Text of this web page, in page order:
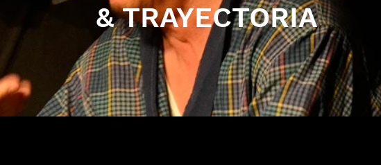
& TRAYECTORIA